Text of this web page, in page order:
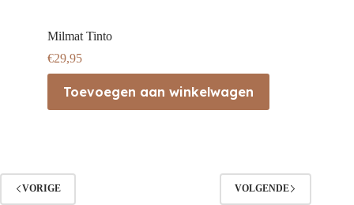
Milmat Tinto
€29,95
Toevoegen aan winkelwagen
VORIGE VOLGENDE